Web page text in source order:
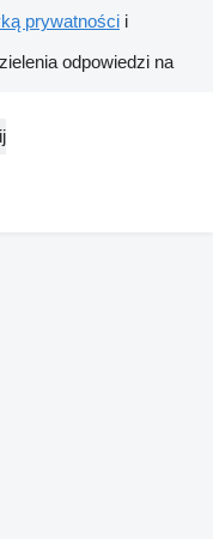
prywatności i
odpowiedzi na